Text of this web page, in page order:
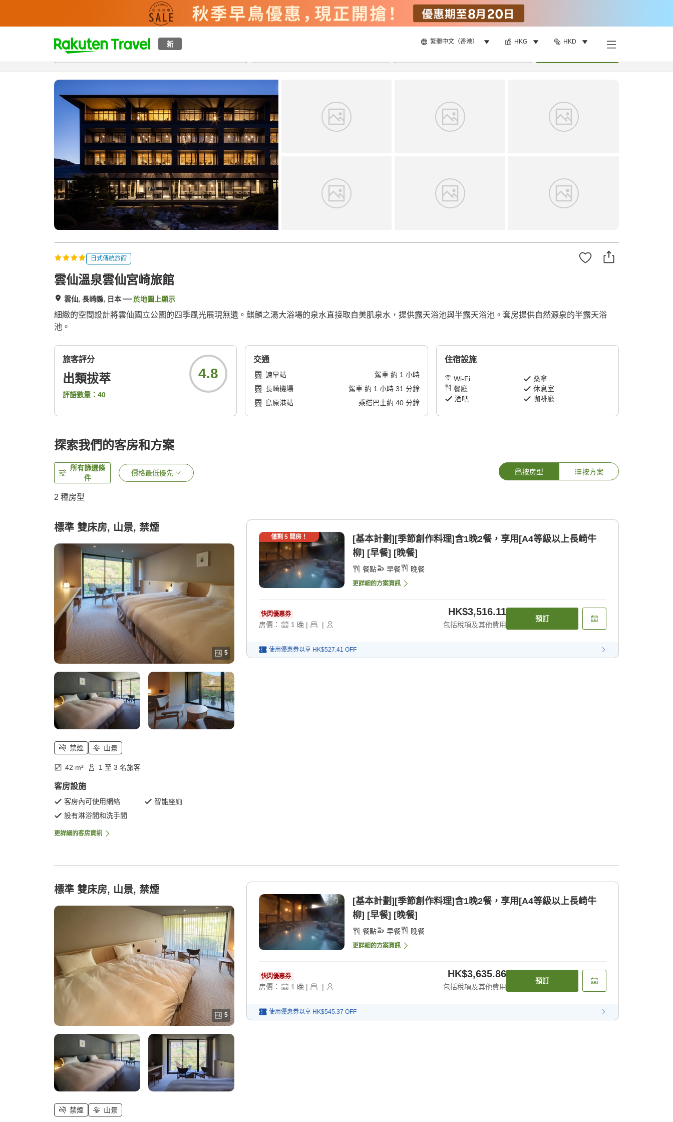
新 繁體中文（香港） HKG HKD
t
p
a
概覽房間及住宿方案 評價設施
日式傳統旅館
雲仙溫泉雲仙宮崎旅館
雲仙, 長崎縣, 日本 於地圖上顯示
細緻的空間設計將雲仙國立公園的四季風光展現無遺。麒麟之湯大浴場的泉水直接取自美肌泉水，提供露天浴池與半露天浴池。套房提供自然源泉的半露天浴
池。
旅客評分
出類拔萃
評語數量： 40
4.8
交通
諫早站 駕車約 1 小時
長崎機場
駕車約 1 小時 31 分鐘
島原港站
乘搭巴士約 40分鐘
住宿設施
Wi-Fi
桑拿
餐廳
休息室
酒吧
咖啡廳
探索我們的客房和方案
所有篩選條
件
價格最低優先 按房型 按方案
2 種房型
標準 雙床房, 山景, 禁煙
5
禁煙 山景
42 m² 1 至 3 名旅客
客房設施
客房內可使用網絡
智能座廁
設有淋浴間和洗手間
更詳細的客房資訊
僅剩 5間房！
[基本計劃][季節創作料理]含1晚2餐，享用[A4等級以上長崎牛
柳] [早餐] [晚餐]
餐點 早餐 晚餐
更詳細的方案資訊
快閃優惠券
房價： 1 晚 | |
HK$3,516.11
包括稅項及其他費用
預訂
使用優惠券以享 HK$527.41 OFF
標準 雙床房, 山景, 禁煙
5
禁煙 山景
[基本計劃][季節創作料理]含1晚2餐，享用[A4等級以上長崎牛
柳] [早餐] [晚餐]
餐點 早餐 晚餐
更詳細的方案資訊
快閃優惠券
房價： 1 晚 | |
HK$3,635.86
包括稅項及其他費用
預訂
使用優惠券以享 HK$545.37 OFF